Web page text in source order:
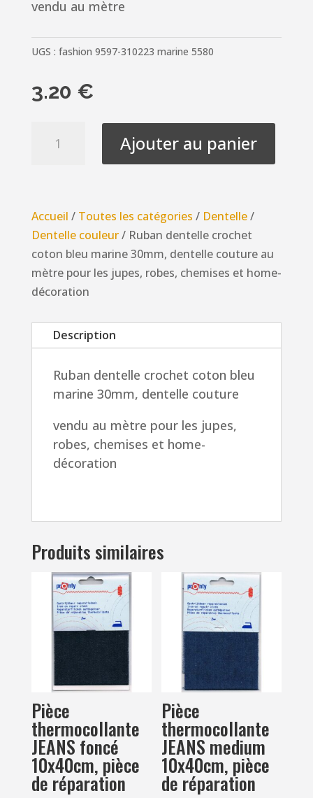
vendu au mètre
UGS : fashion 9597-310223 marine 5580
3.20 €
coton
bleu
marine
30mm,
dentelle
couture
pour
robes,
chemises
Ajouter au panier
Accueil / Toutes les catégories / Dentelle/
Dentelle couleur/ Ruban dentelle crochet
coton bleu marine 30mm, dentelle couture au
mètre pour les jupes, robes, chemises et home-
décoration
Description
Ruban dentelle crochet coton bleu
marine 30mm, dentelle couture
vendu au mètre pour les jupes,
robes, chemises et home-
décoration
Produits similaires
Pièce
thermocollante
JEANS foncé
10x40cm, pièce
de réparation
Pièce
thermocollante
JEANS medium
10x40cm, pièce
de réparation